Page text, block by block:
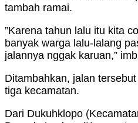
tambah ramai.
”Karena tahun lalu itu kita
banyak warga lalu-lalang
jalannya nggak karuan,”
Ditambahkan, jalan
tiga kecamatan.
Dari Dukuhklopo